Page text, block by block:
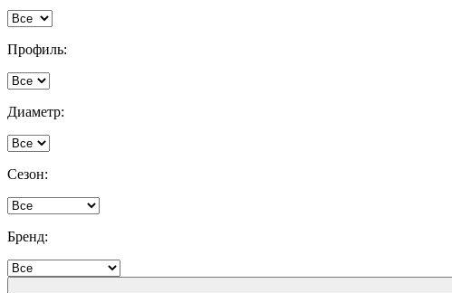
Профиль:
Диаметр:
Сезон:
Бренд: